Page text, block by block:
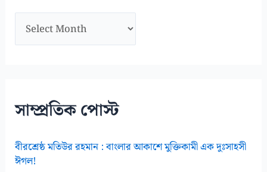
র্কা
সাম্প্রতিক পোস্ট
বীরশ্রেষ্ঠ মতিউর রহমান : বাংলার আকাশে মুক্তিকামী এক দুঃসাহসী
ঈগল!